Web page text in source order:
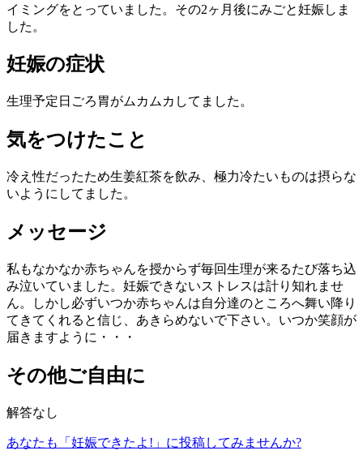
イミングをとっていました。その2ヶ月後にみごと妊娠しま
した。
妊娠の症状
生理予定日ごろ胃がムカムカしてました。
気をつけたこと
冷え性だったため生姜紅茶を飲み、極力冷たいものは摂らな
いようにしてました。
メッセージ
私もなかなか赤ちゃんを授からず毎回生理が来るたび落ち込
み泣いていました。妊娠できないストレスは計り知れませ
ん。しかし必ずいつか赤ちゃんは自分達のところへ舞い降り
てきてくれると信じ、あきらめないで下さい。いつか笑顔が
届きますように・・・
その他ご自由に
解答なし
あなたも「妊娠できたよ!」に投稿してみませんか?